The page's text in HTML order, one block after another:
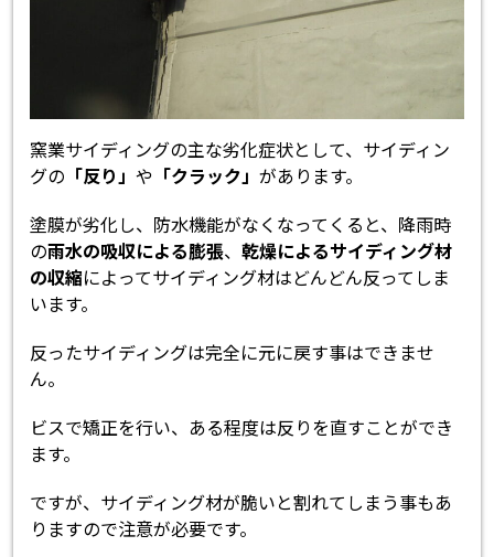
窯業サイディングの主な劣化症状として、サイディン
グの 「反り」や 「クラック」があります。
塗膜が劣化し、防水機能がなくなってくると、降雨時
の雨水の吸収による膨張、乾燥によるサイディング材
の収縮によってサイディング材はどんどん反ってしま
います。
反ったサイディングは完全に元に戻す事はできませ
ん。
ビスで矯正を行い、ある程度は反りを直すことができ
ます。
ですが、サイディング材が脆いと割れてしまう事もあ
りますので注意が必要です。